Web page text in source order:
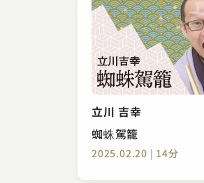
立川 吉幸
蜘蛛駕籠
2025.02.20 | 14分